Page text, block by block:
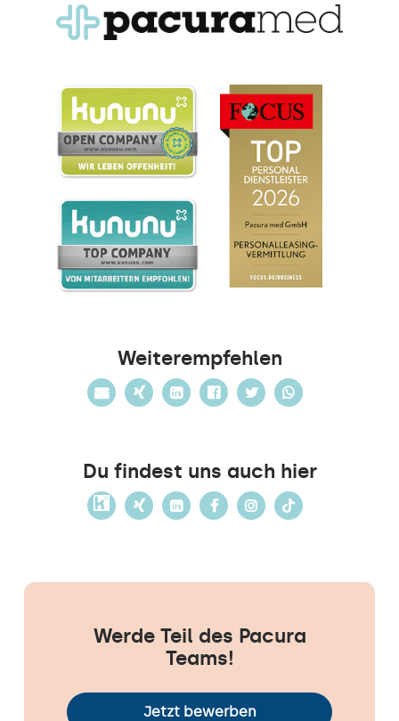
Weiterempfehlen
Du findest uns auch hier
Werde Teil des Pacura
Teams!
Jetzt bewerben